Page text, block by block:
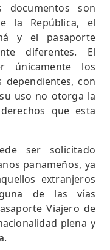
documentos son
la República, el
y el pasaporte
diferentes. El
únicamente los
dependientes, con
uso no otorga la
que esta
ser solicitado
panameños, ya
extranjeros
de las vías
Viajero de
plena y